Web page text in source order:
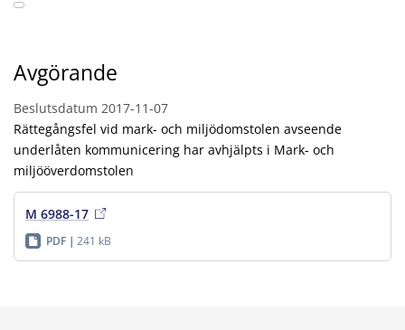
Avgörande
Beslutsdatum 2017-11-07
Rättegångsfel vid mark- och miljödomstolen avseende
underlåten kommunicering har avhjälpts i Mark- och
miljööverdomstolen
M 6988-17
PDF 241 kB